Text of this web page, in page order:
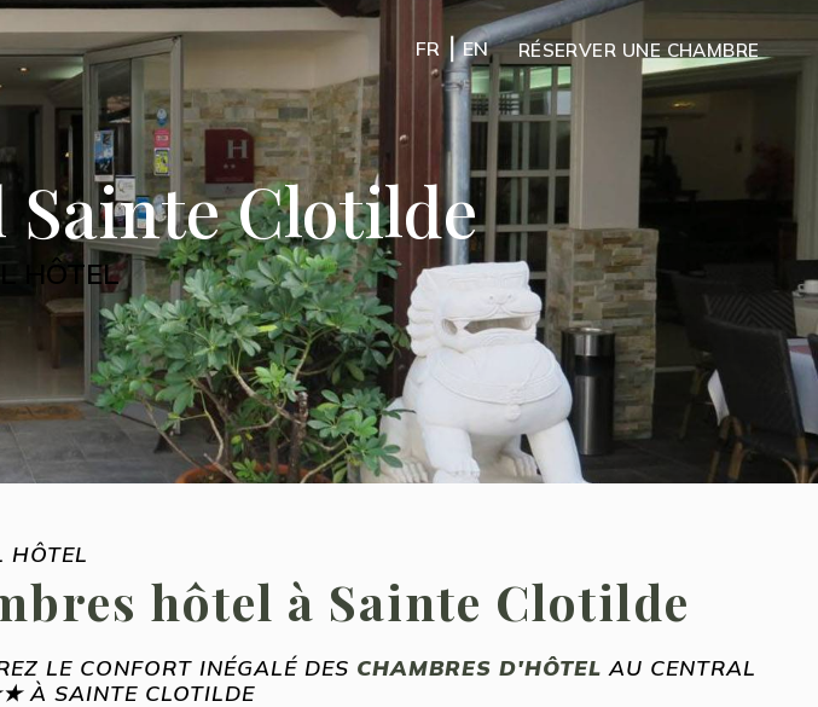
FR | EN RÉSERVER UNE CHAMBRE
Sainte Clotilde
HÔTEL
HÔTEL
hôtel à Sainte Clotilde
LE CONFORT INÉGALÉ DES CHAMBRES D'HÔTEL AU CENTRAL
À SAINTE CLOTILDE